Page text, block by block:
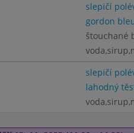
slepičí
gordon
štouchané
slepičí
lahodný